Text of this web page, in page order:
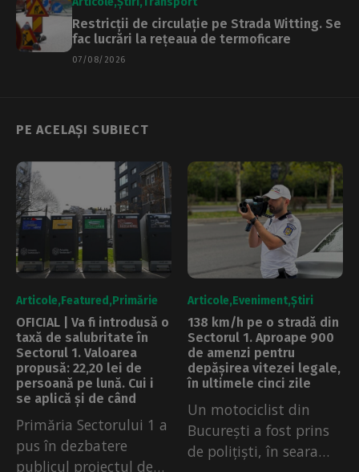
Restricții de circulație pe Strada Witting. Se
fac lucrări la rețeaua de termoficare
07/08/2026
PE ACELAȘI SUBIECT
Articole Featured Primărie
OFICIAL | Va fi introdusă o
taxă de salubritate în
Sectorul 1. Valoarea
propusă: 22,20 lei de
persoană pe lună. Cui i
se aplică și de când
Primăria Sectorului 1 a
pus în dezbatere
publicul proiectul de
Articole Eveniment Știri
138 km/h pe o stradă din
Sectorul 1. Aproape 900
de amenzi pentru
depășirea vitezei legale,
în ultimele cinci zile
Un motociclist din
București a fost prins
de polițiști, în seara